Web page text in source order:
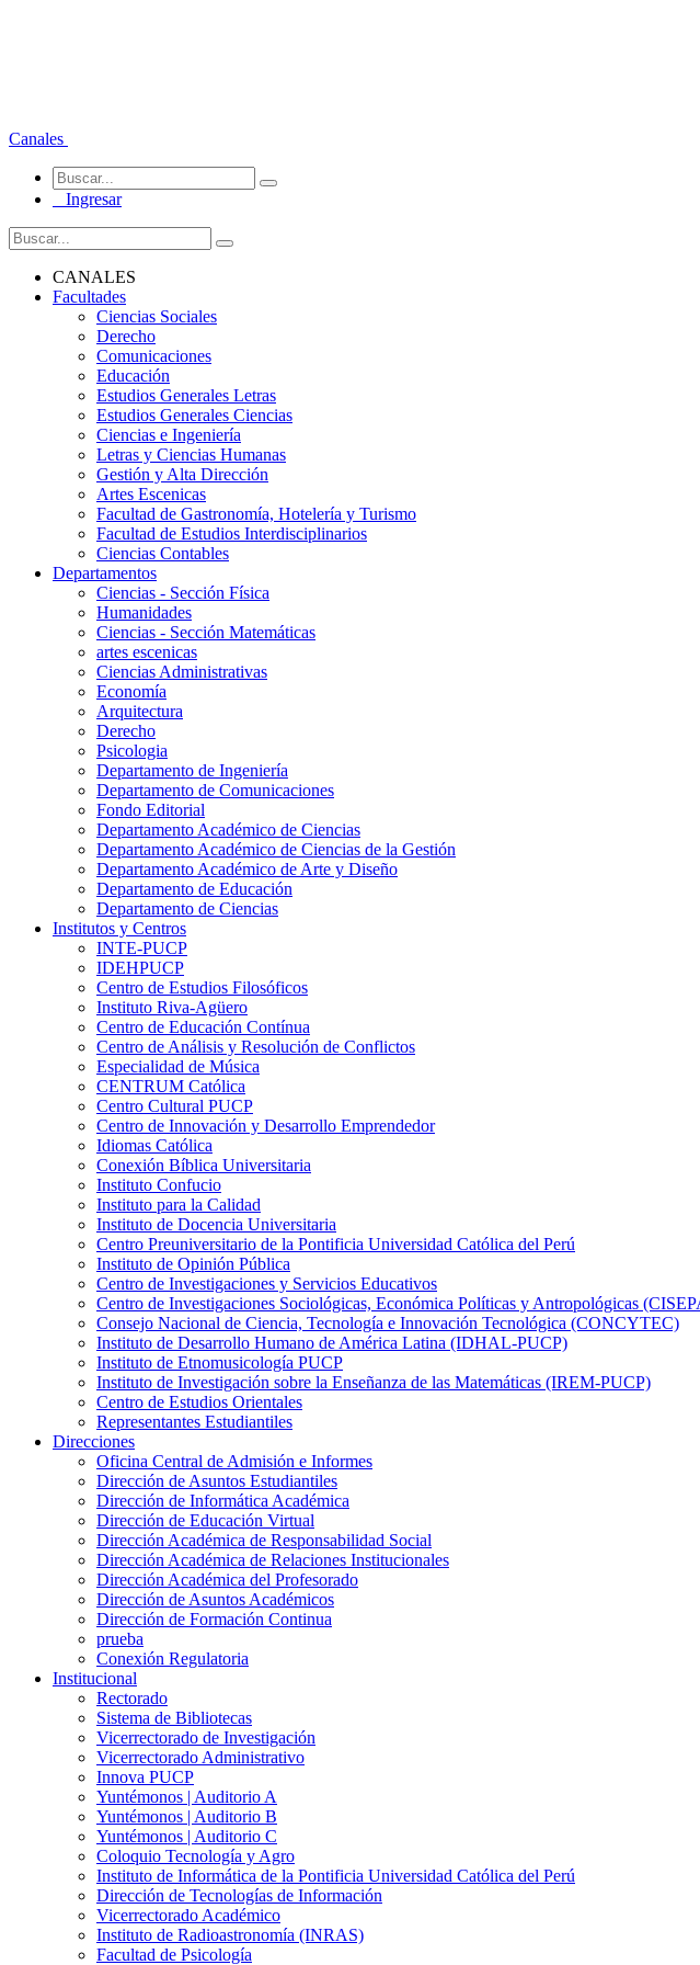
Canales
Ingresar
CANALES
Facultades
Ciencias Sociales
Derecho
Comunicaciones
Educación
Estudios Generales Letras
Estudios Generales Ciencias
Ciencias e Ingeniería
Letras y Ciencias Humanas
Gestión y Alta Dirección
Artes Escenicas
Facultad de Gastronomía, Hotelería y Turismo
Facultad de Estudios Interdisciplinarios
Ciencias Contables
Departamentos
Ciencias - Sección Física
Humanidades
Ciencias - Sección Matemáticas
artes escenicas
Ciencias Administrativas
Economía
Arquitectura
Derecho
Psicologia
Departamento de Ingeniería
Departamento de Comunicaciones
Fondo Editorial
Departamento Académico de Ciencias
Departamento Académico de Ciencias de la Gestión
Departamento Académico de Arte y Diseño
Departamento de Educación
Departamento de Ciencias
Institutos y Centros
INTE-PUCP
IDEHPUCP
Centro de Estudios Filosóficos
Instituto Riva-Agüero
Centro de Educación Contínua
Centro de Análisis y Resolución de Conflictos
Especialidad de Música
CENTRUM Católica
Centro Cultural PUCP
Centro de Innovación y Desarrollo Emprendedor
Idiomas Católica
Conexión Bíblica Universitaria
Instituto Confucio
Instituto para la Calidad
Instituto de Docencia Universitaria
Centro Preuniversitario de la Pontificia Universidad Católica del Perú
Instituto de Opinión Pública
Centro de Investigaciones y Servicios Educativos
Centro de Investigaciones Sociológicas, Económica Políticas y Antropológicas
Consejo Nacional de Ciencia, Tecnología e Innovación Tecnológica (CONCYTEC)
Instituto de Desarrollo Humano de América Latina (IDHAL-PUCP)
Instituto de Etnomusicología PUCP
Instituto de Investigación sobre la Enseñanza de las Matemáticas (IREM-PUCP)
Centro de Estudios Orientales
Representantes Estudiantiles
Direcciones
Oficina Central de Admisión e Informes
Dirección de Asuntos Estudiantiles
Dirección de Informática Académica
Dirección de Educación Virtual
Dirección Académica de Responsabilidad Social
Dirección Académica de Relaciones Institucionales
Dirección Académica del Profesorado
Dirección de Asuntos Académicos
Dirección de Formación Continua
prueba
Conexión Regulatoria
Institucional
Rectorado
Sistema de Bibliotecas
Vicerrectorado de Investigación
Vicerrectorado Administrativo
Innova PUCP
Yuntémonos | Auditorio A
Yuntémonos | Auditorio B
Yuntémonos | Auditorio C
Coloquio Tecnología y Agro
Instituto de Informática de la Pontificia Universidad Católica del Perú
Dirección de Tecnologías de Información
Vicerrectorado Académico
Instituto de Radioastronomía (INRAS)
Facultad de Psicología